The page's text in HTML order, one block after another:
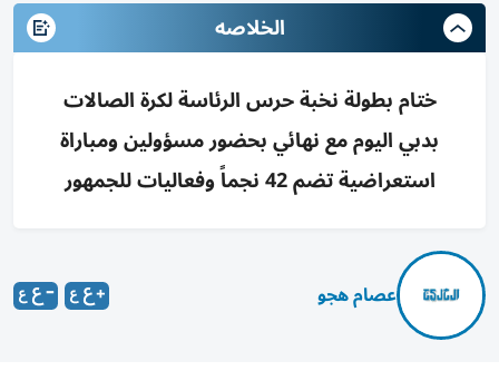
الخلاصه
ختام بطولة نخبة حرس الرئاسة لكرة الصالات
بدبي اليوم مع نهائي بحضور مسؤولين ومباراة
استعراضية تضم 42 نجماً وفعاليات للجمهور
عصام هجو